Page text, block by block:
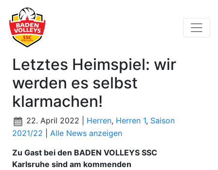
Letztes Heimspiel: wir
werden es selbst
klarmachen!
22. April 2022 | Herren, Herren 1, Saison
2021/22
Alle News anzeigen
Zu Gast bei den BADEN VOLLEYS SSC
Karlsruhe sind am kommenden